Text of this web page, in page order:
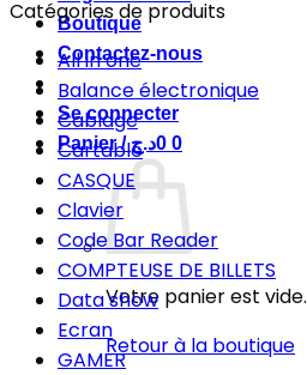
Boutique
Contactez-nous
Se connecter
Panier /
0د.ج 0
Votre panier est vide.
Retour à la boutique
Catégories de produits
All in one
Balance électronique
Cablage
Cartable
CASQUE
Clavier
Code Bar Reader
COMPTEUSE DE BILLETS
Data show
Ecran
GAMER